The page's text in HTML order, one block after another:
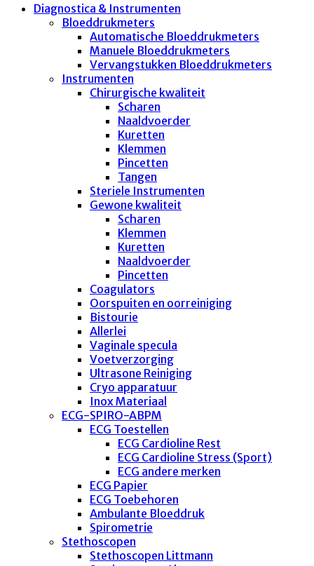
Diagnostica & Instrumenten
Bloeddrukmeters
Automatische Bloeddrukmeters
Manuele Bloeddrukmeters
Vervangstukken Bloeddrukmeters
Instrumenten
Chirurgische kwaliteit
Scharen
Naaldvoerder
Kuretten
Klemmen
Pincetten
Tangen
Steriele Instrumenten
Gewone kwaliteit
Scharen
Klemmen
Kuretten
Naaldvoerder
Pincetten
Coagulators
Oorspuiten en oorreiniging
Bistourie
Allerlei
Vaginale specula
Voetverzorging
Ultrasone Reiniging
Cryo apparatuur
Inox Materiaal
ECG-SPIRO-ABPM
ECG Toestellen
ECG Cardioline Rest
ECG Cardioline Stress (Sport)
ECG andere merken
ECG Papier
ECG Toebehoren
Ambulante Bloeddruk
Spirometrie
Stethoscopen
Stethoscopen Littmann